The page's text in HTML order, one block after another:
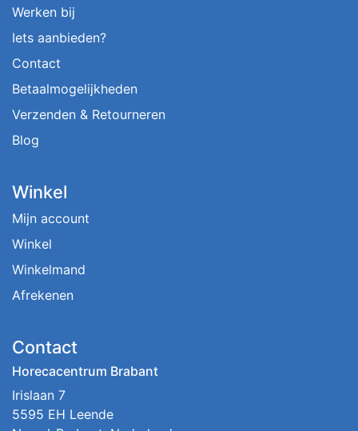
Werken bij
Iets aanbieden?
Contact
Betaalmogelijkheden
Verzenden & Retourneren
Blog
Winkel
Mijn account
Winkel
Winkelmand
Afrekenen
Contact
Horecacentrum Brabant
Irislaan 7
5595 EH Leende